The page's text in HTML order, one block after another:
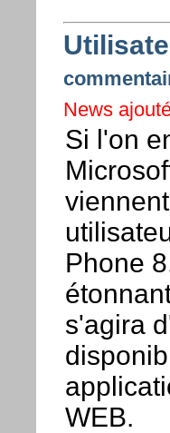
News
Si l'on
Phone
s'agira
WEB.